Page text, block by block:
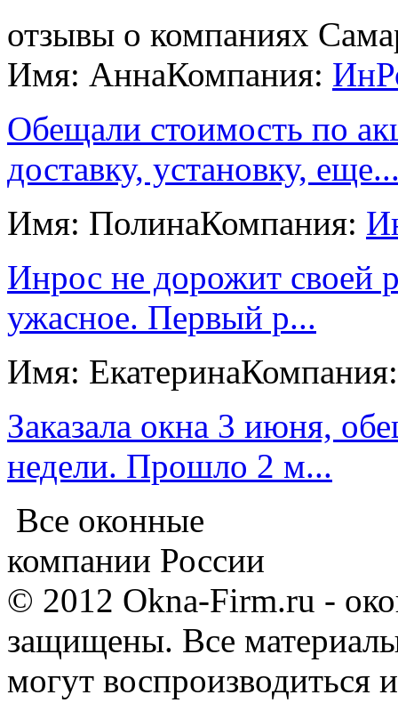
отзывы о компаниях
Имя: АннаКомпания:
Обещали стоимость по
доставку, установку,
Имя: ПолинаКомпания:
Инрос не дорожит своей
ужасное. Первый р...
Имя: Екатерина
Заказала окна 3 июня,
недели. Прошло 2 м...
Все оконные
компании России
© 2012 Okna-Firm.ru -
защищены. Все
могут воспроизводиться